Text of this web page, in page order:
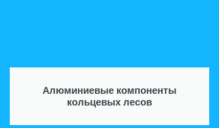
Алюминиевые компоненты
кольцевых лесов